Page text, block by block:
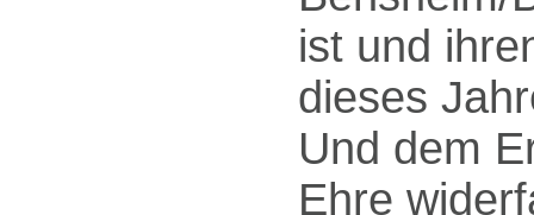
ist und
dieses
Und dem
Ehre